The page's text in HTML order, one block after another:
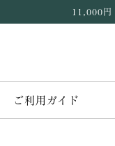
11,000円
ご利用ガイド